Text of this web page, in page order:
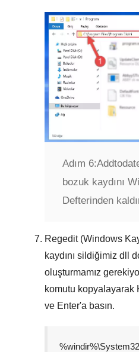
Adım 6:
bozuk kaydını
Defterinden
Regedit (Windows
kaydını sildiğimiz dll
oluşturmamız
komutu kopyalayarak
ve Enter'a basın.